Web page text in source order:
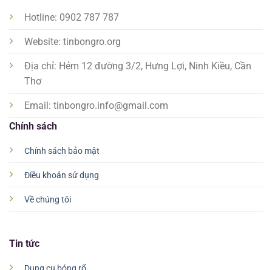
Chính sách
Chính sách bảo mật
Điều khoản sử dụng
Về chúng tôi
Tin tức
Hotline: 0902 787 787
Website: tinbongro.org
Địa chỉ: Hẻm 12 đường 3/2, Hưng Lợi, Ninh Kiều, Cần
Thơ
Email: tinbongro.info@gmail.com